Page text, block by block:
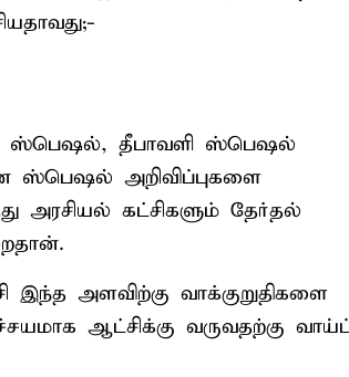
ஸ்பெஷல், தீபாவளி ஸ்பெஷல்
ஸ்பெஷல் அறிவிப்புகளை
அரசியல் கட்சிகளும் தேர்தல்
இந்த அளவிற்கு வாக்குறுதிகளை
ஆட்சிக்கு வருவதற்கு